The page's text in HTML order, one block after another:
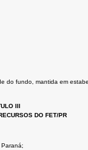
fundo, mantida em
III
DO FET/PR